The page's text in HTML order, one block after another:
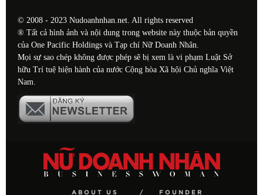
© 2008 - 2023 Nudoanhnhan.net. All rights reserved
® Tất cả hình ảnh và nội dung trong website này thuộc bản quyền
của One Pacific Holdings và Tạp chí Nữ Doanh Nhân.
Mọi sự sao chép không được phép sẽ bị xem là vi phạm Luật Sở
hữu Trí tuệ hiện hành của nước Cộng hòa Xã hội Chủ nghĩa Việt
Nam.
ABOUT US FOUNDER